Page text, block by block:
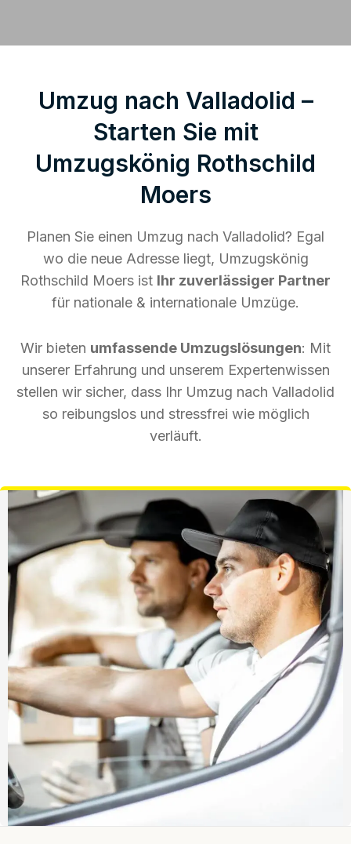
Umzug nach Valladolid –
Starten Sie mit
Umzugskönig Rothschild
Moers
Planen Sie einen Umzug nach Valladolid? Egal
wo die neue Adresse liegt, Umzugskönig
Rothschild Moers ist Ihr zuverlässiger Partner
für nationale & internationale Umzüge.
Wir bieten umfassende Umzugslösungen: Mit
unserer Erfahrung und unserem Expertenwissen
stellen wir sicher, dass Ihr Umzug nach Valladolid
so reibungslos und stressfrei wie möglich
verläuft.